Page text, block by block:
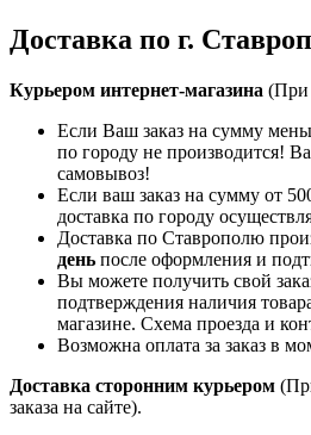
Доставка по г.
Курьером интернет-магазина (При
Если Ваш заказ на сумму
по городу не производится!
самовывоз!
Если ваш заказ на сумму от
доставка по городу
Доставка по Ставрополю
день после оформления и
Вы можете получить свой
подтверждения наличия
магазине. Схема проезда и
Возможна оплата за заказ в
Доставка сторонним курьером
заказа на сайте).